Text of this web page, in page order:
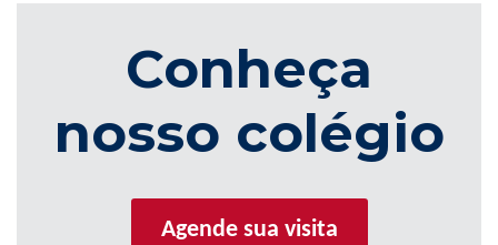
Conheça
nosso colégio
Agende sua visita